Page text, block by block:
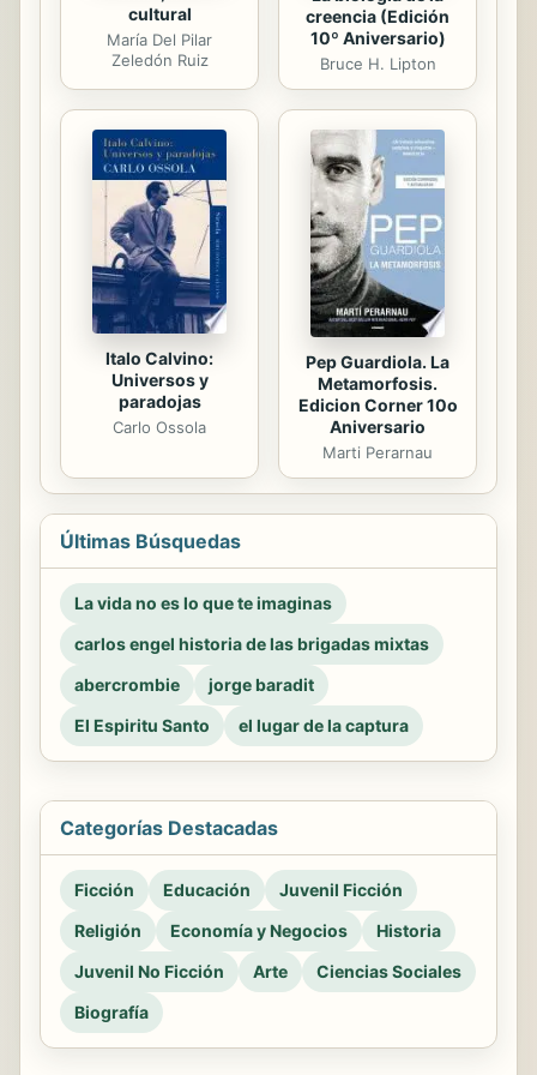
cultural
María Del Pilar
Zeledón Ruiz
creencia (Edición
10º Aniversario)
Bruce H. Lipton
Italo Calvino:
Universos y
paradojas
Carlo Ossola
Pep Guardiola. La
Metamorfosis.
Edicion Corner 10o
Aniversario
Marti Perarnau
Últimas Búsquedas
La vida no es lo que te imaginas
carlos engel historia de las brigadas mixtas
abercrombie
jorge baradit
El Espiritu Santo
el lugar de la captura
Categorías Destacadas
Ficción Educación
Juvenil Ficción
Religión
Economía y Negocios
Historia
Juvenil No Ficción
Arte
Ciencias Sociales
Biografía